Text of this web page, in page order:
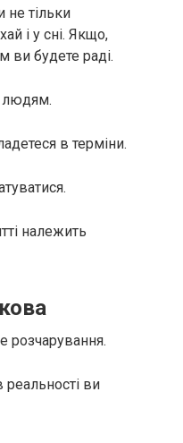
тільки
і у сні. Якщо,
ви будете раді.
людям.
в терміни.
належить
розчарування.
ви